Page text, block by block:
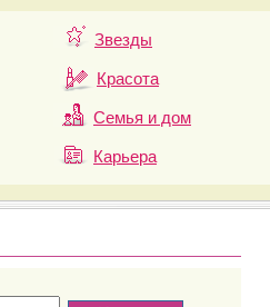
Звезды
Красота
Семья и дом
Карьера